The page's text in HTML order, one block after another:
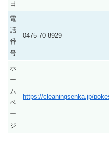
日
電
話
番
号
0475-70-8929
ホ
ー
ム
ペ
ー
ジ
https://cleaningsenka.jp/